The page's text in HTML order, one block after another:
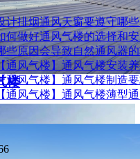
楼
计排烟通风天窗要遵守哪
何做好通风气楼的选择和
些原因会导致自然通风器
通风气楼】通风气楼安装
通风气楼】通风气楼制造
通风气楼】通风气楼薄型